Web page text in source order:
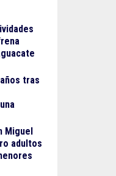
tras
Miguel
adultos